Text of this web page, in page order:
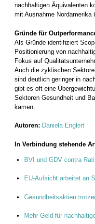
nachhaltigen Äquivalenten
mit Ausnahme Nordamerika
Gründe für
Als Gründe identifiziert
Positionierung von
Fokus auf
Auch die zyklischen
sind deutlich geringer in
gibt es oft eine
Sektoren Gesundheit und
kamen.
Autoren: Daniela Englert
In Verbindung stehende
BVI und GDV contra
EU-Aufsicht arbeitet an
Gesundheitsaktien
Mehr Geld für